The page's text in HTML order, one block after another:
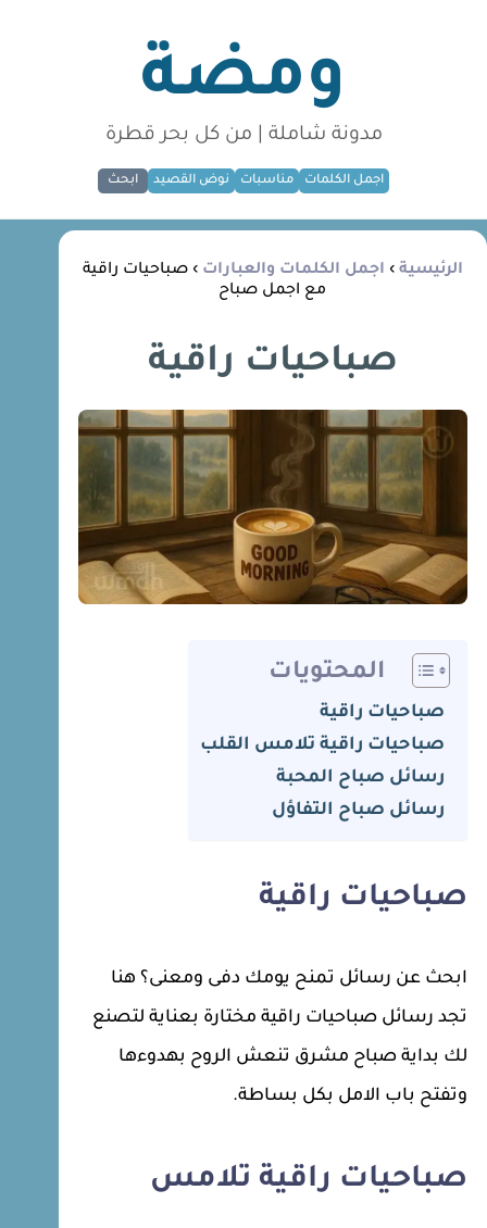
ومضة
مدونة شاملة | من كل بحر قطرة
اجمل الكلمات مناسبات نوض القصيد ابحث
الرئيسية › اجمل الكلمات والعبارات › صباحيات راقية
مع اجمل صباح
صباحيات راقية
المحتويات
صباحيات راقية
صباحيات راقية تلامس القلب
رسائل صباح المحبة
رسائل صباح التفاؤل
صباحيات راقية
ابحث عن رسائل تمنح يومك دفى ومعنى؟ هنا
تجد رسائل صباحيات راقية مختارة بعناية لتصنع
لك بداية صباح مشرق تنعش الروح بهدوءها
وتفتح باب الامل بكل بساطة.
صباحيات راقية تلامس